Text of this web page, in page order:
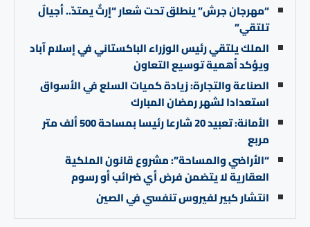
“مهرجان جرش” ينطلق تحت شعار “إرثٌ يمتدّ.. أجيالٌ
تلتقي”
الملك يلتقي رئيس الوزراء الباكستاني في إسلام آباد
ويؤكد أهمية توسيع التعاون
الصناعة والتجارة: زيادة كميات السلع في الأسواق
استعدادا لشهر رمضان المبارك
الأمانة: تعبيد 20 شارعا رئيسا بمساحة 500 ألف متر
مربع
“الأراضي والمساحة”: مشروع قانون الملكية
العقارية لا يتضمن فرض أي ضرائب أو رسوم
انتشار كبير لفيروس تنفسي في الصين